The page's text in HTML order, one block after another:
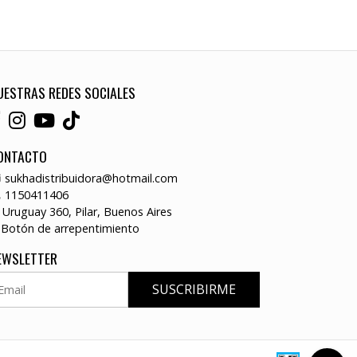
REDES SOCIALES
sukhadistribuidora@hotmail.com
1150411406
Uruguay 360, Pilar, Buenos Aires
Botón de arrepentimiento
SUSCRIBIRME